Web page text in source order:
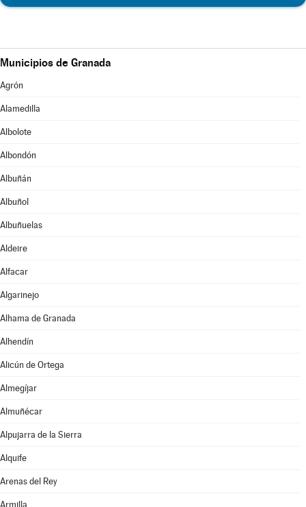
Municipios de Granada
Agrón
Alamedilla
Albolote
Albondón
Albuñán
Albuñol
Albuñuelas
Aldeire
Alfacar
Algarinejo
Alhama de Granada
Alhendín
Alicún de Ortega
Almegíjar
Almuñécar
Alpujarra de la Sierra
Alquife
Arenas del Rey
Armilla